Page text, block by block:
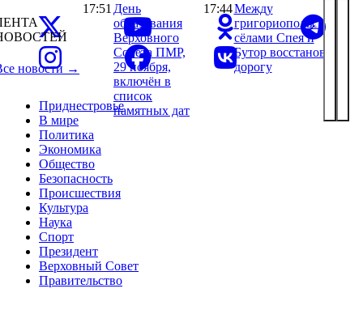
Приднестровье
В мире
Политика
Экономика
Общество
Безопасность
Происшествия
Культура
Наука
Спорт
Президент
Верховный Совет
Правительство
новости →
17:51 День
образования
Верховного
Совета ПМР,
29 ноября,
включён в
список
памятных дат
17:44Между
григориопольскими
сёлами Спея и
Бутор восстановили
дорогу